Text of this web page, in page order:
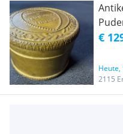
€
Heute,
2115